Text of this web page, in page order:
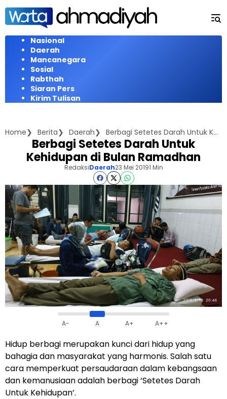
Langsung
konten
Nasional
Daerah
Mancanegara
Sosial
Rabthah
Siaran Pers
Kirim Tulisan
Home Berita Daerah Berbagi Setetes Darah Untuk Kehidupan di Bulan Ramadhan
Berbagi Setetes Darah Untuk
Kehidupan di Bulan Ramadhan
RedaksiDaerah23 Mei 20191 Min
A- A A+ A++
Hidup berbagi merupakan kunci dari hidup yang
bahagia dan masyarakat yang harmonis. Salah satu
cara memperkuat persaudaraan dalam kebangsaan
dan kemanusiaan adalah berbagi ‘Setetes Darah
Untuk Kehidupan’.